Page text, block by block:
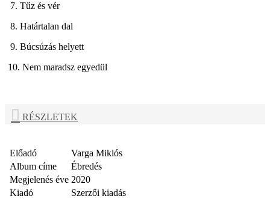
7. Tűz és vér
8. Határtalan dal
9. Búcsúzás helyett
10. Nem maradsz egyedül
RÉSZLETEK
Előadó
Varga Miklós
Album címe
Ébredés
Megjelenés éve 2020
Kiadó
Szerzői kiadás